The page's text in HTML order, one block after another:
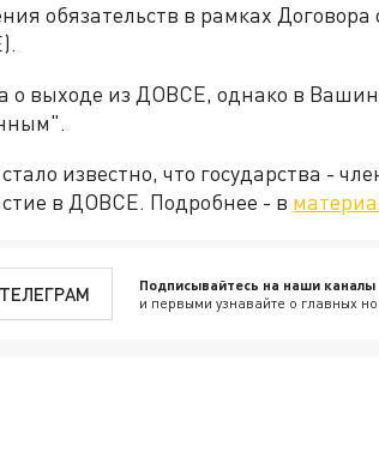
обязательств в рамках
о выходе из ДОВСЕ, однако в
известно, что государства -
в ДОВСЕ. Подробнее - в
ТЕЛЕГРАМ Подписывайтесь на наши каналы
и первыми узнавайте о главных